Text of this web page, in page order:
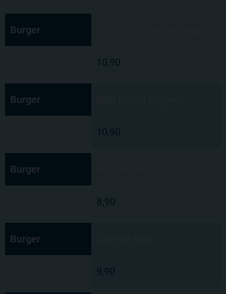
Burger
10,90
Burger
10,90
Burger
8,90
Burger
9,90